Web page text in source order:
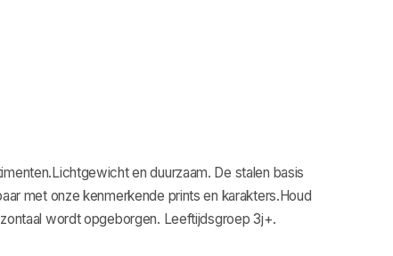
en duurzaam. De stalen basis
met onze kenmerkende prints en karakters.Houd
wordt opgeborgen. Leeftijdsgroep 3j+.